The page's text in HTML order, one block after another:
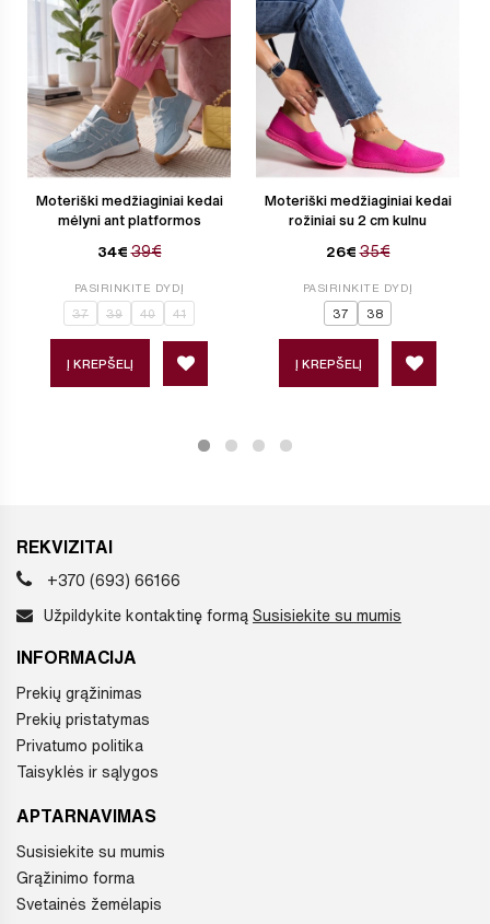
Moteriški medžiaginiai kedai
mėlyni ant platformos
34€ 39€
PASIRINKITE DYDĮ
37 39 40 41
Į KREPŠELĮ
Moteriški medžiaginiai kedai
rožiniai su 2 cm kulnu
26€ 35€
PASIRINKITE DYDĮ
37 38
Į KREPŠELĮ
REKVIZITAI
+370 (693) 66166
Užpildykite kontaktinę formą Susisiekite su mumis
INFORMACIJA
Prekių grąžinimas
Prekių pristatymas
Privatumo politika
Taisyklės ir sąlygos
APTARNAVIMAS
Susisiekite su mumis
Grąžinimo forma
Svetainės žemėlapis